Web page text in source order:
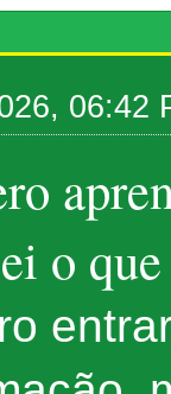
06:42
o